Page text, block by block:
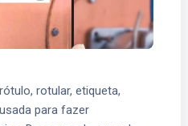
rotular, etiqueta,
para fazer